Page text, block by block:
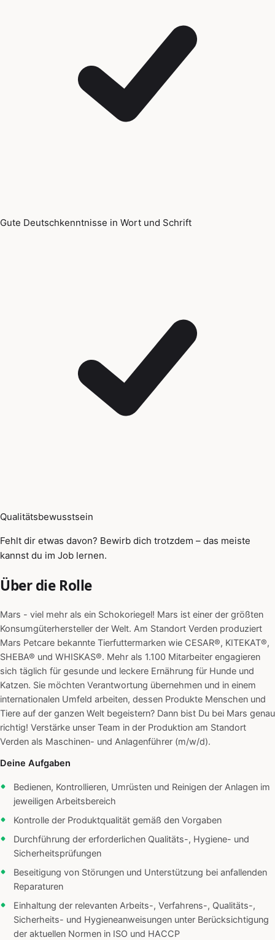
Gute Deutschkenntnisse in Wort und Schrift
Qualitätsbewusstsein
Fehlt dir etwas davon? Bewirb dich trotzdem – das meiste
kannst du im Job lernen.
Über die Rolle
Mars - viel mehr als ein Schokoriegel! Mars ist einer der größten
Konsumgüterhersteller der Welt. Am Standort Verden produziert
Mars Petcare bekannte Tierfuttermarken wie CESAR®, KITEKAT®,
SHEBA® und WHISKAS®. Mehr als 1.100 Mitarbeiter engagieren
sich täglich für gesunde und leckere Ernährung für Hunde und
Katzen. Sie möchten Verantwortung übernehmen und in einem
internationalen Umfeld arbeiten, dessen Produkte Menschen und
Tiere auf der ganzen Welt begeistern? Dann bist Du bei Mars genau
richtig! Verstärke unser Team in der Produktion am Standort
Verden als Maschinen- und Anlagenführer (m/w/d).
Deine Aufgaben
Bedienen, Kontrollieren, Umrüsten und Reinigen der Anlagen im
jeweiligen Arbeitsbereich
Kontrolle der Produktqualität gemäß den Vorgaben
Durchführung der erforderlichen Qualitäts-, Hygiene- und
Sicherheitsprüfungen
Beseitigung von Störungen und Unterstützung bei anfallenden
Reparaturen
Einhaltung der relevanten Arbeits-, Verfahrens-, Qualitäts-,
Sicherheits- und Hygieneanweisungen unter Berücksichtigung
der aktuellen Normen in ISO und HACCP